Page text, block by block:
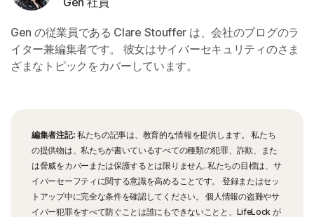
Gen の従業員である Clare Stouffer は、会社のブログのラ
イター兼編集者です。 彼女はサイバーセキュリティのさま
ざまなトピックをカバーしています。
編集者注記: 私たちの記事は、教育的な情報を提供します。 私たち
の提供物は、私たちが書いているすべての種類の犯罪、詐欺、また
は脅威をカバーまたは保護するとは限りません. 私たちの目標は、サ
イバーセーフティに関する意識を高めることです。 登録またはセッ
トアップ中に完全な条件を確認してください。 個人情報の盗難やサ
イバー犯罪をすべて防ぐことは誰にもできないことと、LifeLock が